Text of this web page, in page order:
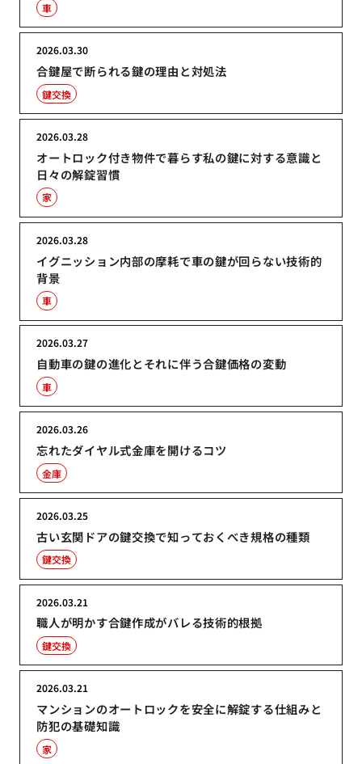
車
合鍵屋で断られる鍵の理由と対処法
2026.03.30
鍵交換
オートロック付き物件で暮らす私の鍵に対する意識と
日々の解錠習慣
2026.03.28
家
イグニッション内部の摩耗で車の鍵が回らない技術的
背景
2026.03.28
車
自動車の鍵の進化とそれに伴う合鍵価格の変動
2026.03.27
車
忘れたダイヤル式金庫を開けるコツ
2026.03.26
金庫
古い玄関ドアの鍵交換で知っておくべき規格の種類
2026.03.25
鍵交換
職人が明かす合鍵作成がバレる技術的根拠
2026.03.21
鍵交換
マンションのオートロックを安全に解錠する仕組みと
防犯の基礎知識
2026.03.21
家